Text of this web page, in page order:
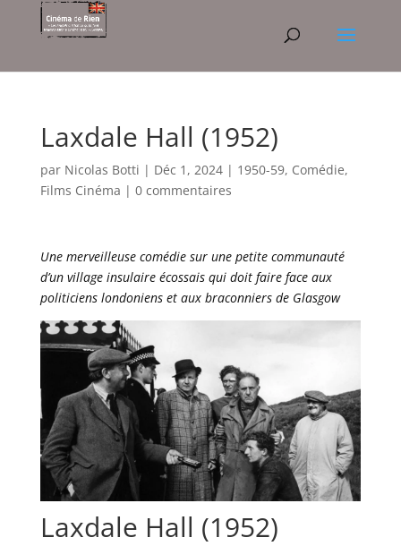
Laxdale Hall (1952)
par Nicolas Botti | Déc 1, 2024| 1950-59, Comédie,
Films Cinéma | 0 commentaires
Une merveilleuse comédie sur une petite communauté
d’un village insulaire écossais qui doit faire face aux
politiciens londoniens et aux braconniers de Glasgow
Laxdale Hall (1952)